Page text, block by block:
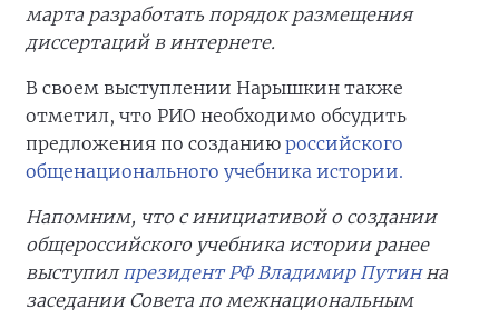
марта разработать порядок размещения
диссертаций в интернете.
В своем выступлении Нарышкин также
отметил, что РИО необходимо обсудить
предложения по созданию российского
общенационального учебника истории.
Напомним, что с инициативой о создании
общероссийского учебника истории ранее
выступилпрезидент РФ Владимир Путинна
заседании Совета по межнациональным